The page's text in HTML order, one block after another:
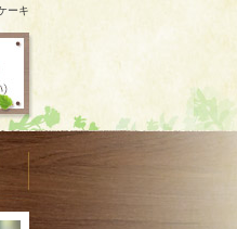
ーキ